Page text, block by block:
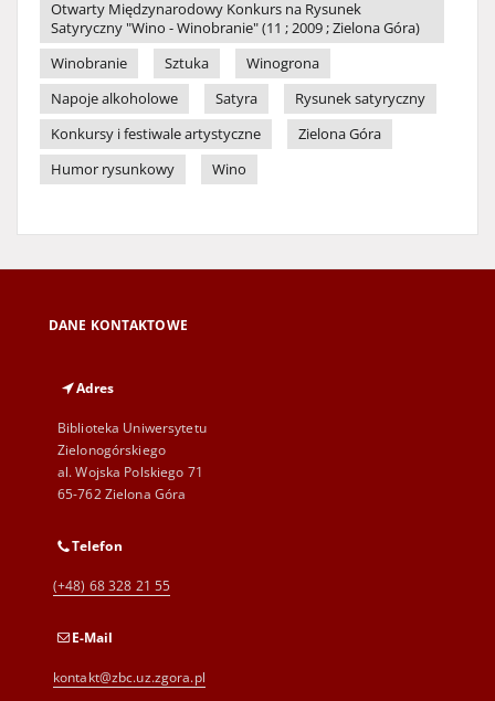
Otwarty Międzynarodowy Konkurs na Rysunek
Satyryczny "Wino - Winobranie" (11 ; 2009 ; Zielona Góra)
Winobranie
Sztuka
Winogrona
Napoje alkoholowe
Satyra
Rysunek satyryczny
Konkursy i festiwale artystyczne
Zielona Góra
Humor rysunkowy
Wino
DANE KONTAKTOWE
Adres
Biblioteka Uniwersytetu
Zielonogórskiego
al. Wojska Polskiego 71
65-762 Zielona Góra
Telefon
(+48) 68 328 21 55
E-Mail
kontakt@zbc.uz.zgora.pl